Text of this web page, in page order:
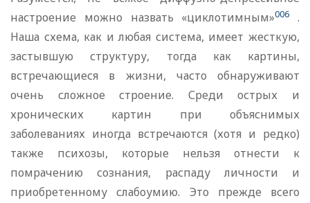
настроение можно назвать «циклотимным»006
.
Наша схема, как и любая система, имеет жесткую,
застывшую структуру, тогда как картины,
встречающиеся в жизни, часто обнаруживают
очень сложное строение. Среди острых и
хронических картин при объяснимых
заболеваниях иногда встречаются (хотя и редко)
также психозы, которые нельзя отнести к
помрачению сознания, распаду личности и
приобретенному слабоумию. Это прежде всего